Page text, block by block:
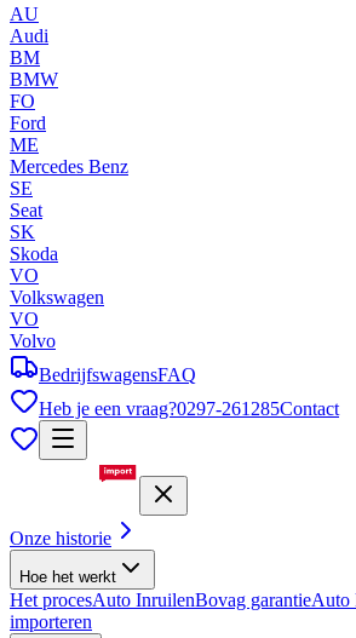
AU
Audi
BM
BMW
FO
Ford
ME
Mercedes Benz
SE
Seat
SK
Skoda
VO
Volkswagen
VO
Volvo
BedrijfswagensFAQ
Heb je een vraag?0297-261285Contact
Onze historie
Hoe het werkt
Het procesAuto InruilenBovag garantieAuto
importeren